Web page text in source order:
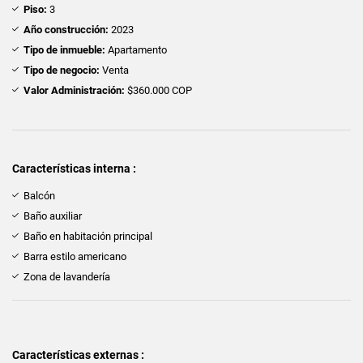
Piso: 3
Año construcción: 2023
Tipo de inmueble: Apartamento
Tipo de negocio: Venta
Valor Administración: $360.000 COP
Características interna :
Balcón
Baño auxiliar
Baño en habitación principal
Barra estilo americano
Zona de lavandería
Características externas :